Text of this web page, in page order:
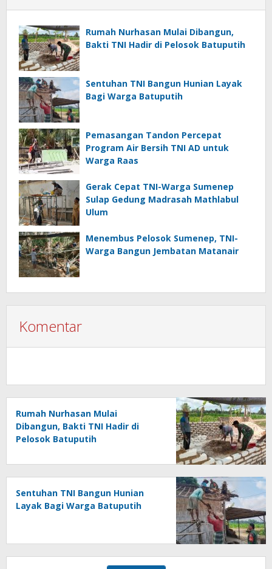
Rumah Nurhasan Mulai Dibangun,
Bakti TNI Hadir di Pelosok Batuputih
Sentuhan TNI Bangun Hunian Layak
Bagi Warga Batuputih
Pemasangan Tandon Percepat
Program Air Bersih TNI AD untuk
Warga Raas
Gerak Cepat TNI-Warga Sumenep
Sulap Gedung Madrasah Mathlabul
Ulum
Menembus Pelosok Sumenep, TNI-
Warga Bangun Jembatan Matanair
Komentar
Rumah Nurhasan Mulai
Dibangun, Bakti TNI Hadir di
Pelosok Batuputih
Sentuhan TNI Bangun Hunian
Layak Bagi Warga Batuputih